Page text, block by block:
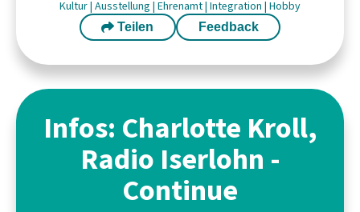
Kultur| Ausstellung | Ehrenamt| Integration | Hobby
Teilen Feedback
Infos: Charlotte Kroll,
Radio Iserlohn -
Continue